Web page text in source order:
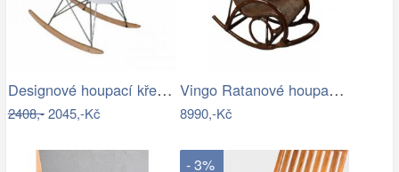
Designové houpací křeslo - TK
2408,-2045,-Kč
Vingo Ratanové houpací křeslo - tmavě…
8990,-Kč
- 3%